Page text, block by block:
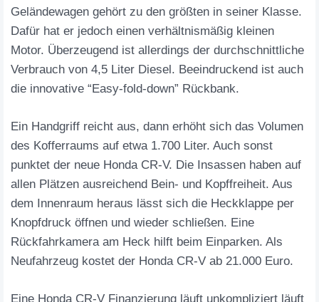
Geländewagen gehört zu den größten in seiner Klasse.
Dafür hat er jedoch einen verhältnismäßig kleinen
Motor. Überzeugend ist allerdings der durchschnittliche
Verbrauch von 4,5 Liter Diesel. Beeindruckend ist auch
die innovative “Easy-fold-down” Rückbank.
Ein Handgriff reicht aus, dann erhöht sich das Volumen
des Kofferraums auf etwa 1.700 Liter. Auch sonst
punktet der neue Honda CR-V. Die Insassen haben auf
allen Plätzen ausreichend Bein- und Kopffreiheit. Aus
dem Innenraum heraus lässt sich die Heckklappe per
Knopfdruck öffnen und wieder schließen. Eine
Rückfahrkamera am Heck hilft beim Einparken. Als
Neufahrzeug kostet der Honda CR-V ab 21.000 Euro.
Eine Honda CR-V Finanzierung läuft unkompliziert läuft